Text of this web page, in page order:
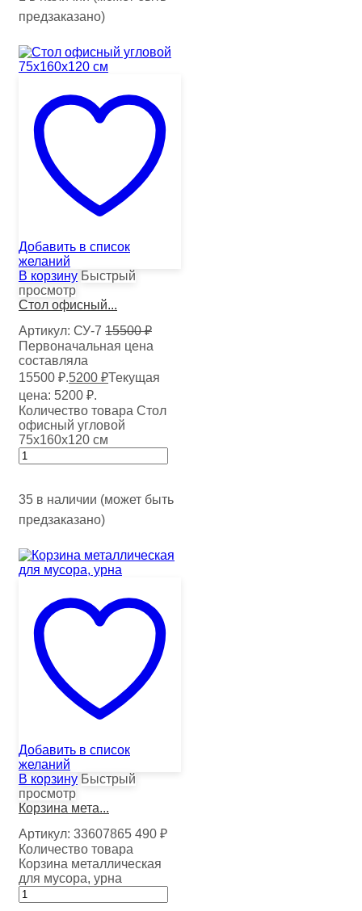
предзаказано)
Добавить в список
желаний
В корзину Быстрый
просмотр
Стол офисный...
Артикул: СУ-7 15500₽
Первоначальная цена
составляла
15500 ₽.5200 ₽Текущая
цена: 5200 ₽.
Количество товара Стол
офисный угловой
75х160х120 см
35 в наличии (может быть
предзаказано)
Добавить в список
желаний
В корзину Быстрый
просмотр
Корзина мета...
Артикул: 33607865 490 ₽
Количество товара
Корзина металлическая
для мусора, урна